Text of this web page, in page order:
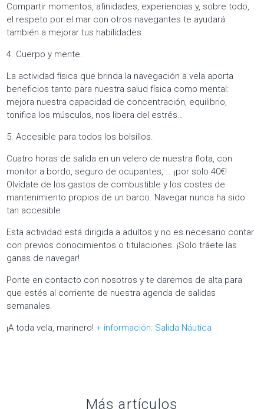
Compartir momentos, afinidades, experiencias y, sobre todo,
el respeto por el mar con otros navegantes te ayudará
también a mejorar tus habilidades.
4. Cuerpo y mente.
La actividad física que brinda la navegación a vela aporta
beneficios tanto para nuestra salud física como mental:
mejora nuestra capacidad de concentración, equilibrio,
tonifica los músculos, nos libera del estrés…
5. Accesible para todos los bolsillos.
Cuatro horas de salida en un velero de nuestra flota, con
monitor a bordo, seguro de ocupantes, … ¡por solo 40€!
Olvídate de los gastos de combustible y los costes de
mantenimiento propios de un barco. Navegar nunca ha sido
tan accesible.
Esta actividad está dirigida a adultos y no es necesario contar
con previos conocimientos o titulaciones. ¡Solo tráete las
ganas de navegar!
Ponte en contacto con nosotros y te daremos de alta para
que estés al corriente de nuestra agenda de salidas
semanales.
¡A toda vela, marinero! + información: Salida Náutica
Más artículos